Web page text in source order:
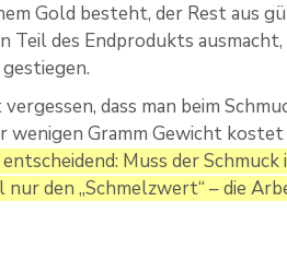
Gold besteht, der Rest aus
Teil des Endprodukts
dass man beim
wenigen Gramm Gewicht
Muss der
nur den „Schmelzwert“ – die